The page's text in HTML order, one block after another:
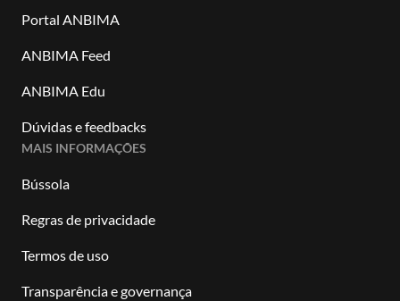
Portal ANBIMA
ANBIMA Feed
ANBIMA Edu
Dúvidas e feedbacks
MAIS INFORMAÇÕES
Bússola
Regras de privacidade
Termos de uso
Transparência e governança